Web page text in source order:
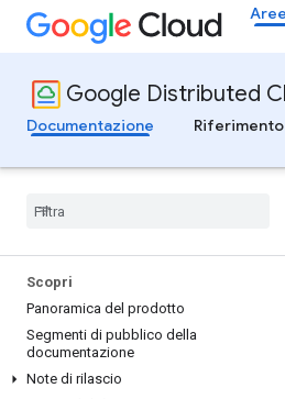
Google Distributed
Documentazione
Riferimento
Scopri
Panoramica del prodotto
Segmenti di pubblico della
documentazione
Note di rilascio